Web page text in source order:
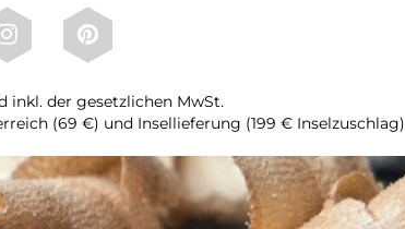
inkl. der gesetzlichen MwSt.
(69 €) und Insellieferung (199 € Inselzuschlag)